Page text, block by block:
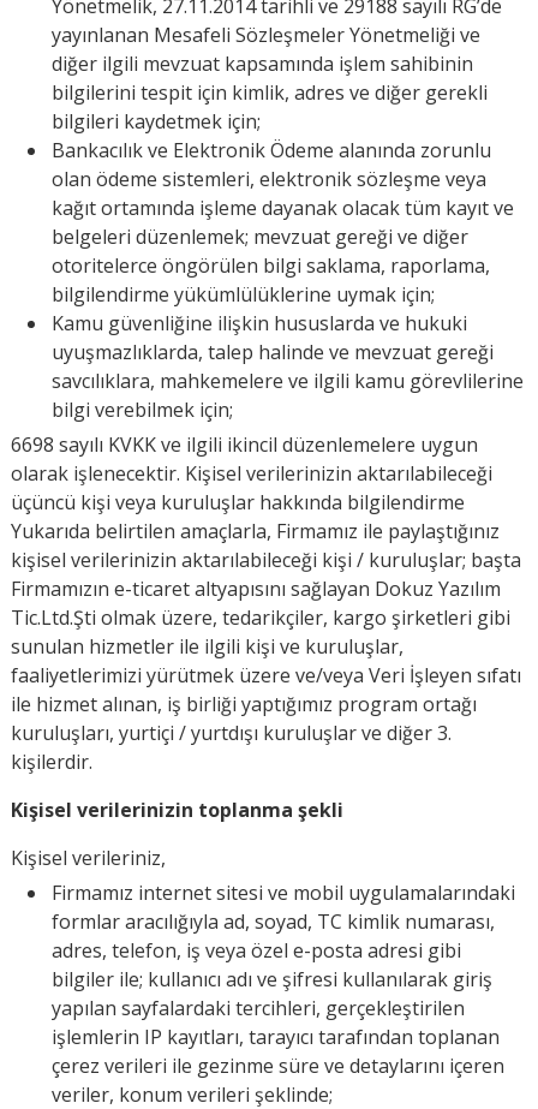
Yönetmelik, 27.11.2014 tarihli ve 29188 sayılı RG’de
yayınlanan Mesafeli Sözleşmeler Yönetmeliği ve
diğer ilgili mevzuat kapsamında işlem sahibinin
bilgilerini tespit için kimlik, adres ve diğer gerekli
bilgileri kaydetmek için;
Bankacılık ve Elektronik Ödeme alanında zorunlu
olan ödeme sistemleri, elektronik sözleşme veya
kağıt ortamında işleme dayanak olacak tüm kayıt ve
belgeleri düzenlemek; mevzuat gereği ve diğer
otoritelerce öngörülen bilgi saklama, raporlama,
bilgilendirme yükümlülüklerine uymak için;
Kamu güvenliğine ilişkin hususlarda ve hukuki
uyuşmazlıklarda, talep halinde ve mevzuat gereği
savcılıklara, mahkemelere ve ilgili kamu görevlilerine
bilgi verebilmek için;
6698 sayılı KVKK ve ilgili ikincil düzenlemelere uygun
olarak işlenecektir. Kişisel verilerinizin aktarılabileceği
üçüncü kişi veya kuruluşlar hakkında bilgilendirme
Yukarıda belirtilen amaçlarla, Firmamız ile paylaştığınız
kişisel verilerinizin aktarılabileceği kişi / kuruluşlar; başta
Firmamızın e-ticaret altyapısını sağlayan Dokuz Yazılım
Tic.Ltd.Şti olmak üzere, tedarikçiler, kargo şirketleri gibi
sunulan hizmetler ile ilgili kişi ve kuruluşlar,
faaliyetlerimizi yürütmek üzere ve/veya Veri İşleyen sıfatı
ile hizmet alınan, iş birliği yaptığımız program ortağı
kuruluşları, yurtiçi / yurtdışı kuruluşlar ve diğer 3.
kişilerdir.
Kişisel verilerinizin toplanma şekli
Kişisel verileriniz,
Firmamız internet sitesi ve mobil uygulamalarındaki
formlar aracılığıyla ad, soyad, TC kimlik numarası,
adres, telefon, iş veya özel e-posta adresi gibi
bilgiler ile; kullanıcı adı ve şifresi kullanılarak giriş
yapılan sayfalardaki tercihleri, gerçekleştirilen
işlemlerin IP kayıtları, tarayıcı tarafından toplanan
çerez verileri ile gezinme süre ve detaylarını içeren
veriler, konum verileri şeklinde;